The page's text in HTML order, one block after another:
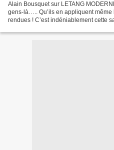
Alain Bousquet sur LETANG
gens-là….. Qu’ils en appliquent
rendues ! C’est indéniablement cette